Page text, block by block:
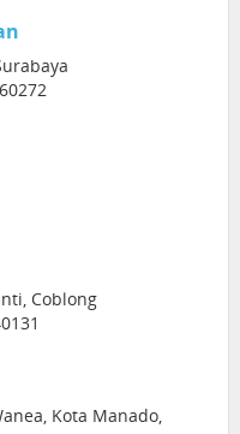
Coblong
Kota Manado,